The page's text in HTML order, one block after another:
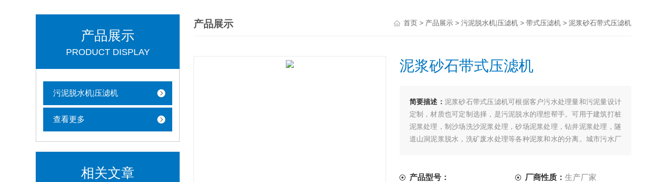
产品展示
PRODUCT DISPLAY
污泥脱水机|压滤机
查看更多
相关文章
产品展示 首页 > 产品展示 > 污泥脱水机|压滤机 > 带式压滤机 > 泥浆砂石带式压滤机
泥浆砂石带式压滤机
简要描述： 泥浆砂石带式压滤机可根据客户污水处理量和污泥量设计
定制，材质也可定制选择，是污泥脱水的理想帮手。可用于建筑打桩
泥浆处理，制沙场洗沙泥浆处理，砂场泥浆处理，钻井泥浆处理，隧
道山洞泥浆脱水，洗矿废水处理等各种泥浆和水的分离。城市污水厂
产品型号： 厂商性质：生产厂家